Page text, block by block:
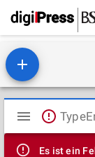
Mirador
Viewer
Es ist ein